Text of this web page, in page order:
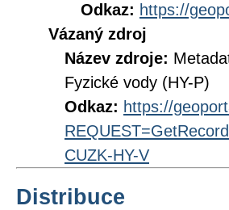
Odkaz: https://
Vázaný zdroj
Název zdroje:
Fyzické vody (HY-P)
Odkaz: https://
CUZK-HY-V
Distribuce